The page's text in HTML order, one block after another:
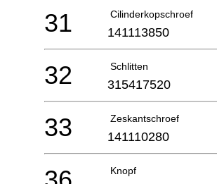
Cilinderkopschroef
31 141113850
Schlitten
32 315417520
Zeskantschroef
33 141110280
Knopf